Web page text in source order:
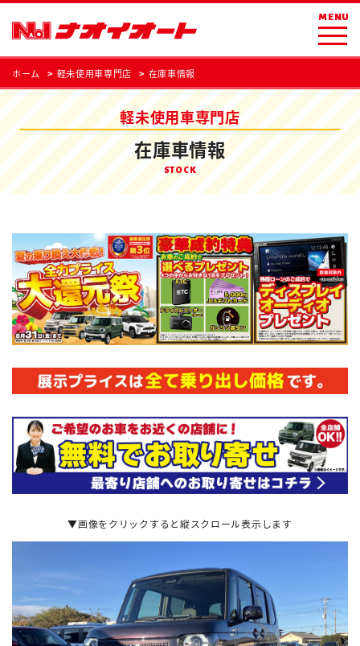
MENU
ホーム 軽未使用車専門店 在庫車情報
軽未使用車専門店
在庫車情報
STOCK
▼画像をクリックすると縦スクロール表示します